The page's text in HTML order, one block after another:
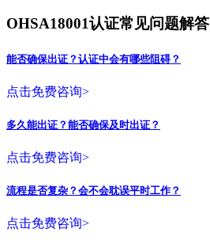
OHSA18001认证常见问题解答
能否确保出证？认证中会有哪些阻碍？
点击免费咨询>
多久能出证？能否确保及时出证？
点击免费咨询>
流程是否复杂？会不会耽误平时工作？
点击免费咨询>